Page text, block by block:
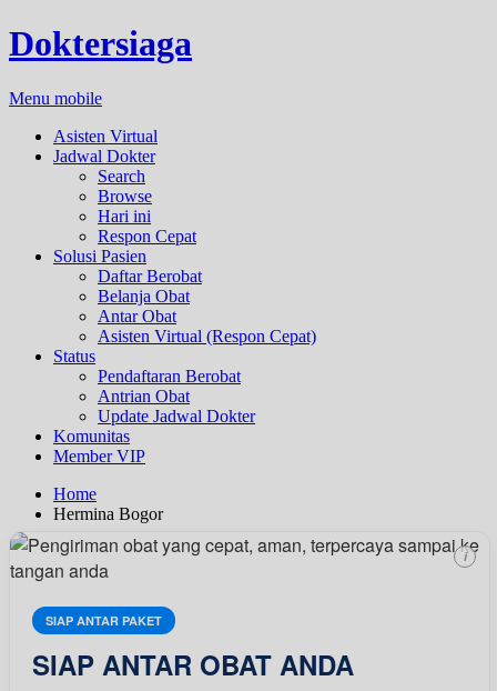
Doktersiaga
Menu mobile
Asisten Virtual
Jadwal Dokter
Search
Browse
Hari ini
Respon Cepat
Solusi Pasien
Daftar Berobat
Belanja Obat
Antar Obat
Asisten Virtual (Respon Cepat)
Status
Pendaftaran Berobat
Antrian Obat
Update Jadwal Dokter
Komunitas
Member VIP
Home
Hermina Bogor
SIAP ANTAR PAKET
SIAP ANTAR OBAT ANDA
i